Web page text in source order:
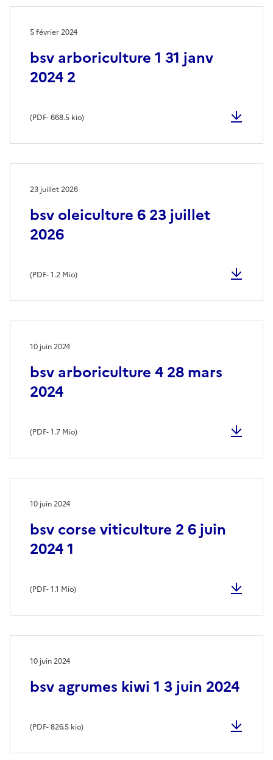
bsv arboriculture 1 31 janv
2024 2
5 février 2024
(PDF- 668.5 kio)
bsv oleiculture 6 23 juillet
2026
23 juillet 2026
(PDF- 1.2 Mio)
bsv arboriculture 4 28 mars
2024
10 juin 2024
(PDF- 1.7 Mio)
bsv corse viticulture 2 6 juin
2024 1
10 juin 2024
(PDF- 1.1 Mio)
bsv agrumes kiwi 1 3 juin 2024
10 juin 2024
(PDF- 826.5 kio)